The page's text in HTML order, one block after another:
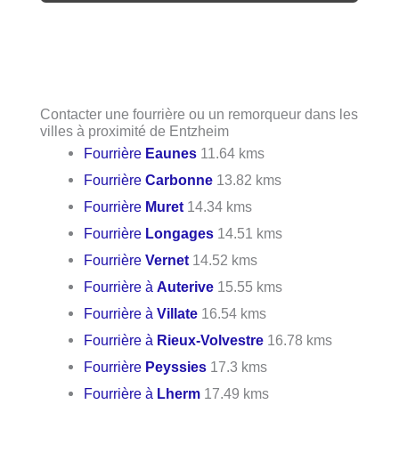
Contacter une fourrière ou un remorqueur dans les
villes à proximité de Entzheim
Fourrière Eaunes 11.64 kms
FourrièreCarbonne 13.82 kms
Fourrière Muret 14.34 kms
Fourrière Longages 14.51 kms
FourrièreVernet 14.52 kms
Fourrière àAuterive 15.55 kms
Fourrière àVillate 16.54 kms
Fourrière à Rieux-Volvestre 16.78 kms
Fourrière Peyssies 17.3 kms
Fourrière à Lherm 17.49 kms